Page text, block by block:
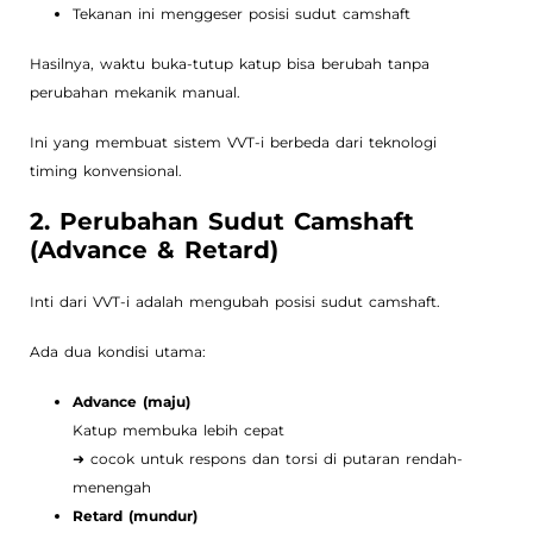
Tekanan ini menggeser posisi sudut camshaft
Hasilnya, waktu buka-tutup katup bisa berubah tanpa
perubahan mekanik manual.
Ini yang membuat sistem VVT-i berbeda dari teknologi
timing konvensional.
2. Perubahan Sudut Camshaft
(Advance & Retard)
Inti dari VVT-i adalah mengubah posisi sudut camshaft.
Ada dua kondisi utama:
Advance (maju)
Katup membuka lebih cepat
➜ cocok untuk respons dan torsi di putaran rendah-
menengah
Retard (mundur)